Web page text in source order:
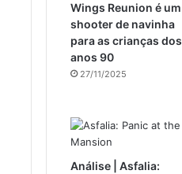
Wings Reunion é um
shooter de navinha
para as crianças dos
anos 90
27/11/2025
Análise | Asfalia: